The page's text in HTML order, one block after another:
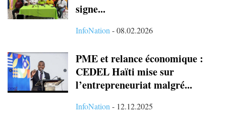
signe...
InfoNation -08.02.2026
PME et relance économique :
CEDEL Haïti mise sur
l’entrepreneuriat malgré...
InfoNation - 12.12.2025